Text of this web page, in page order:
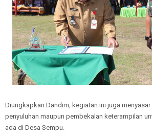
Diungkapkan Dandim, kegiatan ini juga
penyuluhan maupun pembekalan keterampilan
ada di Desa Sempu.